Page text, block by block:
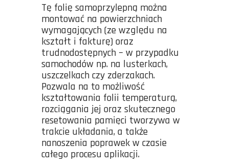
Tę folię samoprzylepną można
montować na powierzchniach
wymagających (ze względu na
kształt i fakturę) oraz
trudnodostępnych – w przypadku
samochodów np. na lusterkach,
uszczelkach czy zderzakach.
Pozwala na to możliwość
kształtowania folii temperaturą,
rozciągania jej oraz skutecznego
resetowania pamięci tworzywa w
trakcie układania, a także
nanoszenia poprawek w czasie
całego procesu aplikacji.